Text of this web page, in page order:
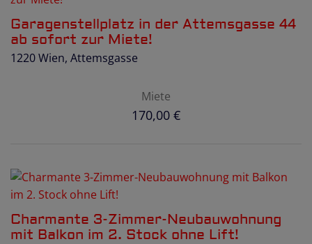
Garagenstellplatz in der Attemsgasse 44
ab sofort zur Miete!
1220 Wien, Attemsgasse
Miete
170,00 €
Charmante 3-Zimmer-Neubauwohnung
mit Balkon im 2. Stock ohne Lift!